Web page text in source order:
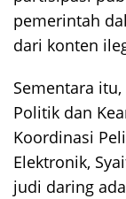
pemerintah
dari konten
Sementara
Politik dan
Koordinasi
Elektronik,
judi daring